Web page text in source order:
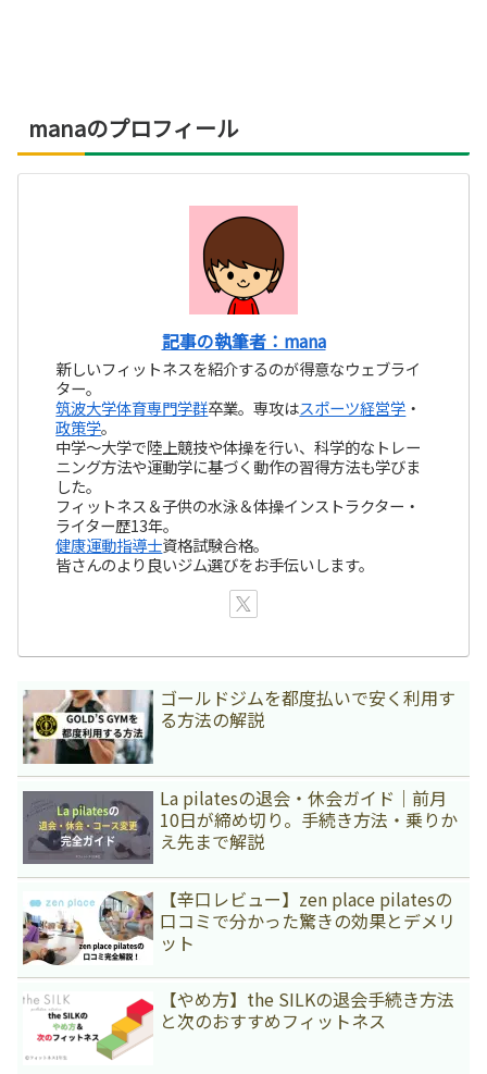
manaのプロフィール
記事の執筆者：mana
新しいフィットネスを紹介するのが得意なウェブライ
ター。
筑波大学体育専門学群卒業。専攻はスポーツ経営学 ・
政策学。
中学～大学で陸上競技や体操を行い、科学的なトレー
ニング方法や運動学に基づく動作の習得方法も学びま
した。
フィットネス＆子供の水泳＆体操インストラクター・
ライター歴13年。
健康運動指導士資格試験合格。
皆さんのより良いジム選びをお手伝いします。
ゴールドジムを都度払いで安く利用す
る方法の解説
La pilatesの退会・休会ガイド｜前月
10日が締め切り。手続き方法・乗りか
え先まで解説
【辛口レビュー】zen place pilatesの
口コミで分かった驚きの効果とデメリ
ット
【やめ方】the SILKの退会手続き方法
と次のおすすめフィットネス